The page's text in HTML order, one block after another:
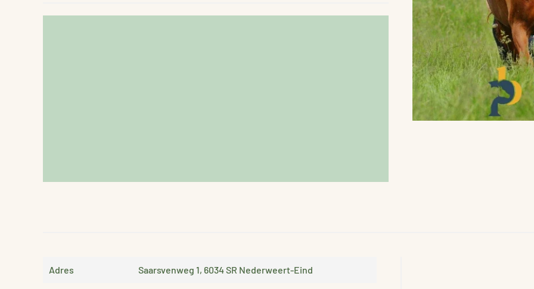
Adres Saarsvenweg 1, 6034 SR Nederweert-Eind